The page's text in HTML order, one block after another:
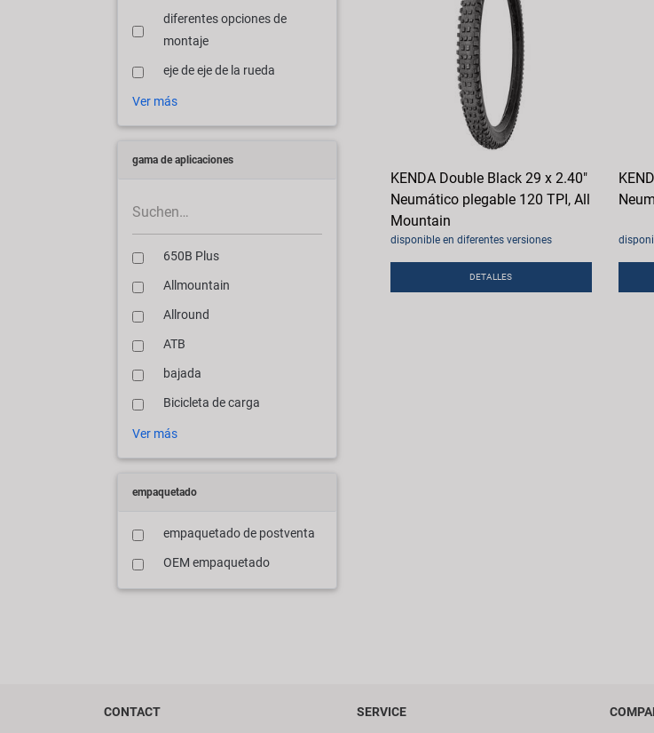
diferentes opciones de
montaje
eje de eje de la rueda
Ver más
gama de aplicaciones
650B Plus
Allmountain
Allround
ATB
bajada
Bicicleta de carga
Ver más
empaquetado
empaquetado de postventa
OEM empaquetado
KENDA Double Black 29 x 2.40"
Neumático plegable 120 TPI, All
Mountain
disponible en diferentes versiones
DETALLES
CONTACT SERVICE